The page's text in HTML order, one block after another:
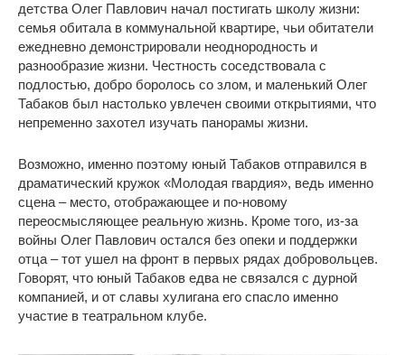
детства Олег Павлович начал постигать школу жизни:
семья обитала в коммунальной квартире, чьи обитатели
ежедневно демонстрировали неоднородность и
разнообразие жизни. Честность соседствовала с
подлостью, добро боролось со злом, и маленький Олег
Табаков был настолько увлечен своими открытиями, что
непременно захотел изучать панорамы жизни.
Возможно, именно поэтому юный Табаков отправился в
драматический кружок «Молодая гвардия», ведь именно
сцена – место, отображающее и по-новому
переосмысляющее реальную жизнь. Кроме того, из-за
войны Олег Павлович остался без опеки и поддержки
отца – тот ушел на фронт в первых рядах добровольцев.
Говорят, что юный Табаков едва не связался с дурной
компанией, и от славы хулигана его спасло именно
участие в театральном клубе.